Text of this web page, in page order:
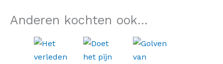
Anderen kochten ook...
Oorspronkelijke
prijs
Huidige